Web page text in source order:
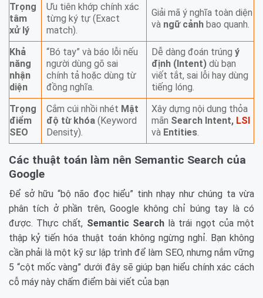
Trọng
tâm
xử lý
Ưu tiên khớp chính xác
từng ký tự (Exact
match).
Giải mã ý nghĩa toàn diện
và ngữ cảnh bao quanh.
Khả
năng
nhận
diện
“Bó tay” và báo lỗi nếu
người dùng gõ sai
chính tả hoặc dùng từ
đồng nghĩa.
Dễ dàng đoán trúng ý
định (Intent) dù bạn
viết tắt, sai lỗi hay dùng
tiếng lóng.
Trọng
điểm
SEO
Cắm cúi nhồi nhét Mật
độ từ khóa (Keyword
Density).
Xây dựng nội dung thỏa
mãn Search Intent, LSI
và Entities.
Các thuật toán làm nên Semantic Search của
Google
Để sở hữu “bộ não đọc hiểu” tinh nhạy như chúng ta vừa
phân tích ở phần trên, Google không chỉ búng tay là có
được. Thực chất, Semantic Searchlà trái ngọt của một
thập kỷ tiến hóa thuật toán không ngừng nghỉ. Bạn không
cần phải là một kỹ sư lập trình để làm SEO, nhưng nắm vững
5 “cột mốc vàng” dưới đây sẽ giúp bạn hiểu chính xác cách
cỗ máy này chấm điểm bài viết của bạn